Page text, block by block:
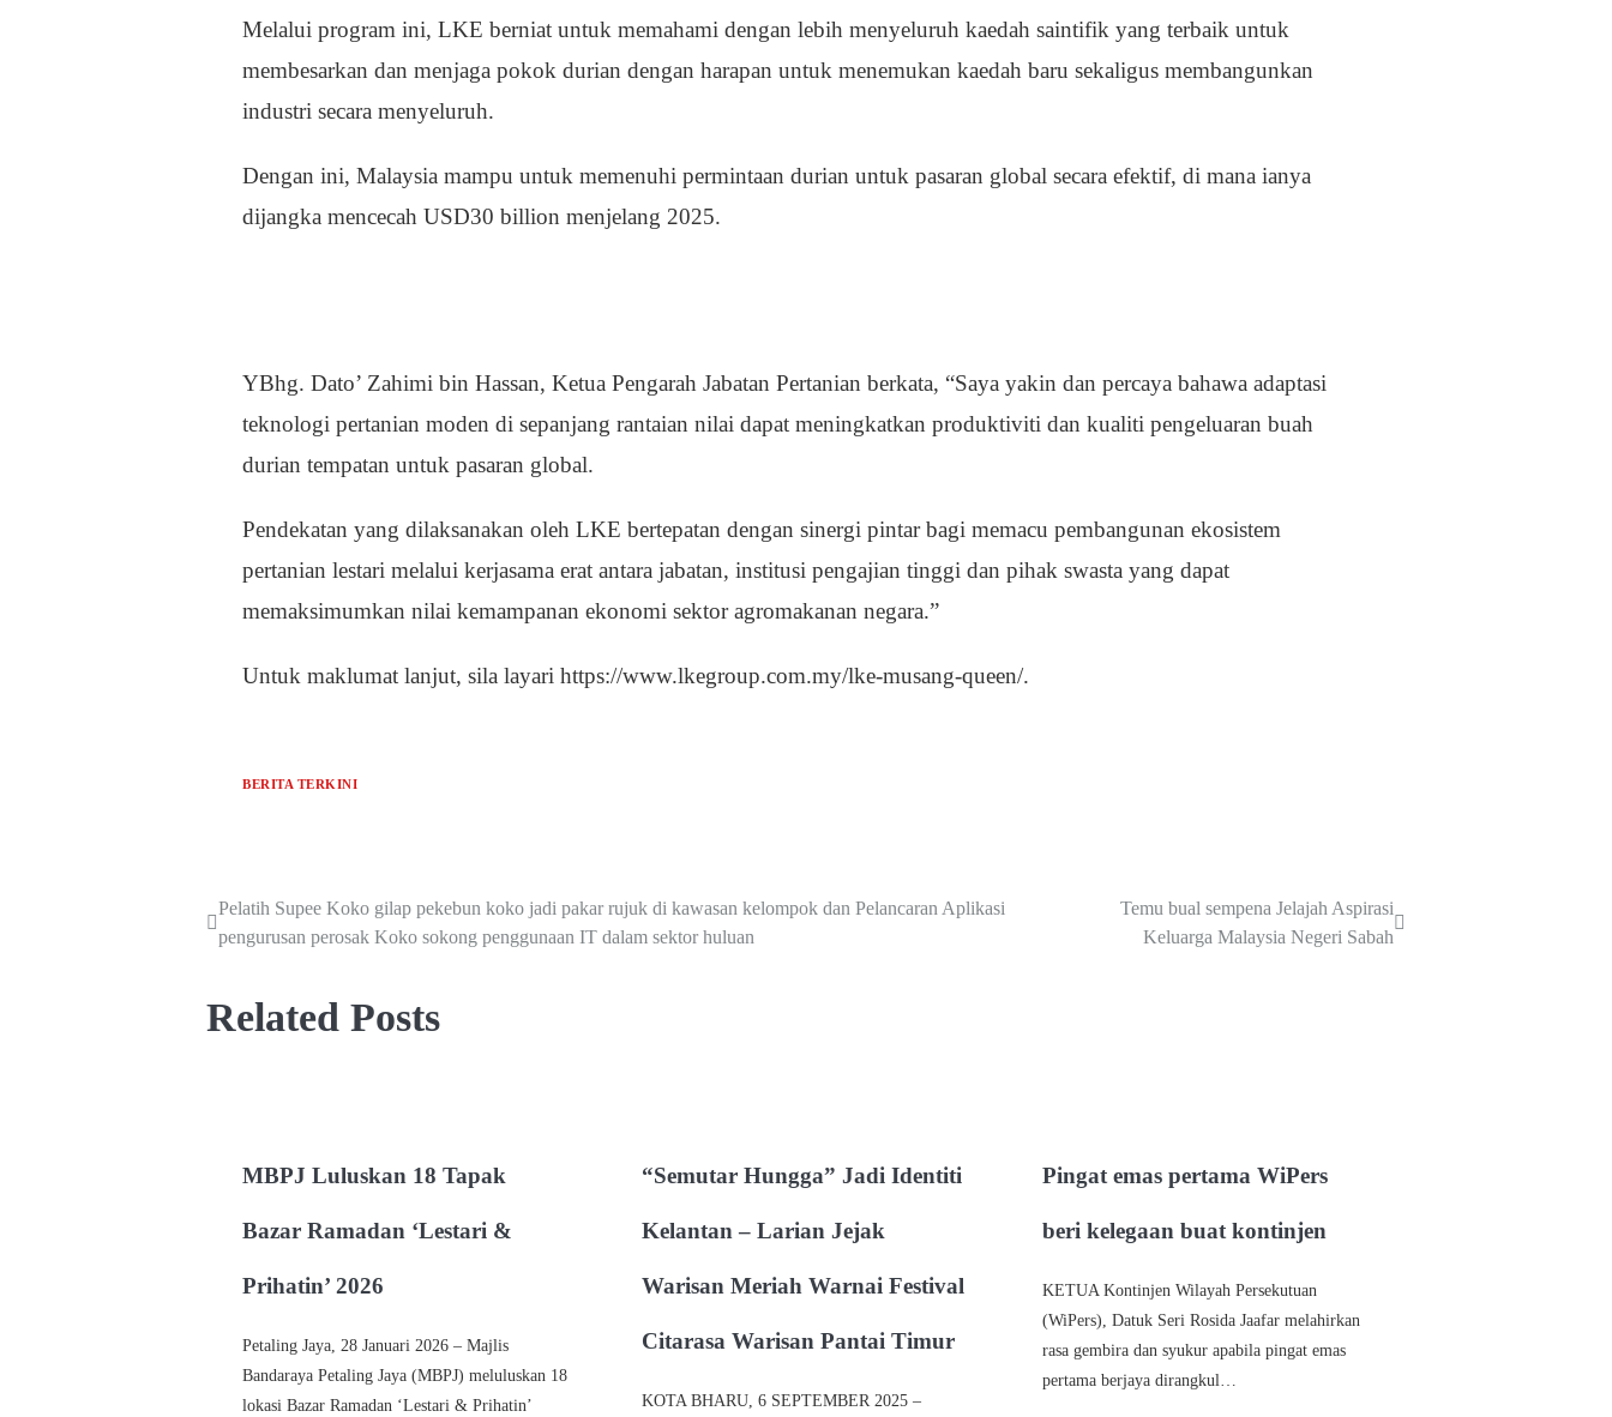
Melalui program ini, LKE berniat untuk memahami dengan lebih menyeluruh kaedah saintifik yang terbaik untuk
membesarkan dan menjaga pokok durian dengan harapan untuk menemukan kaedah baru sekaligus membangunkan
industri secara menyeluruh.
Dengan ini, Malaysia mampu untuk memenuhi permintaan durian untuk pasaran global secara efektif, di mana ianya
dijangka mencecah USD30 billion menjelang 2025.
YBhg. Dato’ Zahimi bin Hassan, Ketua Pengarah Jabatan Pertanian berkata, “Saya yakin dan percaya bahawa adaptasi
teknologi pertanian moden di sepanjang rantaian nilai dapat meningkatkan produktiviti dan kualiti pengeluaran buah
durian tempatan untuk pasaran global.
Pendekatan yang dilaksanakan oleh LKE bertepatan dengan sinergi pintar bagi memacu pembangunan ekosistem
pertanian lestari melalui kerjasama erat antara jabatan, institusi pengajian tinggi dan pihak swasta yang dapat
memaksimumkan nilai kemampanan ekonomi sektor agromakanan negara.”
Untuk maklumat lanjut, sila layari https://www.lkegroup.com.my/lke-musang-queen/.
BERITA TERKINI
Pelatih Supee Koko gilap pekebun koko jadi pakar rujuk di kawasan kelompok dan Pelancaran Aplikasi
pengurusan perosak Koko sokong penggunaan IT dalam sektor huluan
Temu bual sempena Jelajah Aspirasi
Keluarga Malaysia Negeri Sabah
Related Posts
MBPJ Luluskan 18 Tapak
Bazar Ramadan ‘Lestari &
Prihatin’ 2026
Petaling Jaya, 28 Januari 2026 – Majlis
Bandaraya Petaling Jaya (MBPJ) meluluskan 18
lokasi Bazar Ramadan ‘Lestari & Prihatin’
“Semutar Hungga” Jadi Identiti
Kelantan – Larian Jejak
Warisan Meriah Warnai Festival
Citarasa Warisan Pantai Timur
KOTA BHARU, 6 SEPTEMBER 2025 –
Pingat emas pertama WiPers
beri kelegaan buat kontinjen
KETUA Kontinjen Wilayah Persekutuan
(WiPers), Datuk Seri Rosida Jaafar melahirkan
rasa gembira dan syukur apabila pingat emas
pertama berjaya dirangkul…